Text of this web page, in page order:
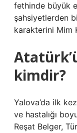
fethinde büyük
şahsiyetlerden
karakterini Mim
kimdir?
Yalova’da ilk
ve hastalığı
Reşat Belger,